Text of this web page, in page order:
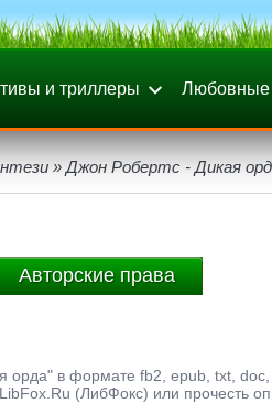
и триллеры
» Джон Робертс - Дикая
Авторские права
орда" в формате fb2, epub, txt,
(ЛибФокс) или прочесть